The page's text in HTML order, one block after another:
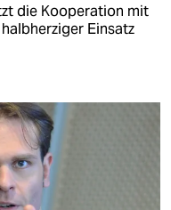
die Kooperation mit
Einsatz